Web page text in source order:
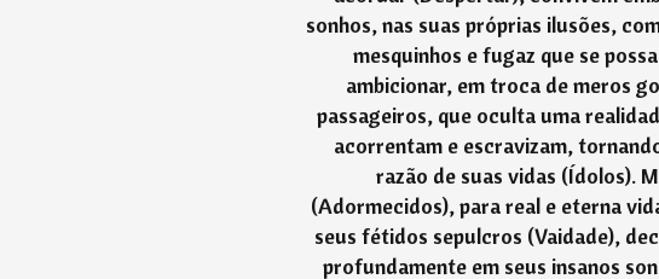
sonhos, nas suas próprias ilusões,
mesquinhos e fugaz que se
ambicionar, em troca de meros
passageiros, que oculta uma
acorrentam e escravizam,
razão de suas vidas (Ídolos).
(Adormecidos), para real e eterna
seus fétidos sepulcros (Vaidade),
profundamente em seus insanos